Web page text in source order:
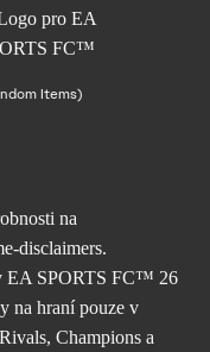
Items)
na
disclaimers.
EA SPORTS FC™ 26
na hraní pouze v
Champions a